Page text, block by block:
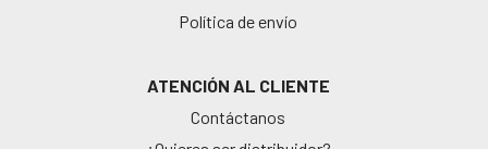
Política de envío
ATENCIÓN AL CLIENTE
Contáctanos